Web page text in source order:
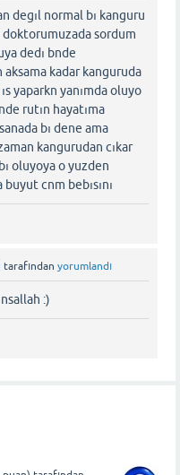
degıl normal bı kanguru
doktorumuzada sordum
dedı bnde
aksama kadar kanguruda
yaparkn yanımda oluyo
rutın hayatıma
bı dene ama
kangurudan cıkar
oluyoya o yuzden
cnm bebısını
tarafından yorumlandı
:)